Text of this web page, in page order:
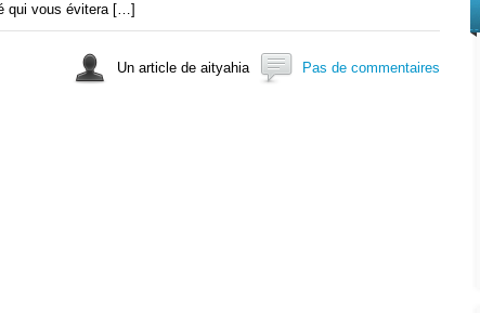
qui vous évitera […]
Un article de aityahia Pas de commentaires